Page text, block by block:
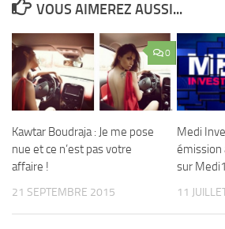
VOUS AIMEREZ AUSSI...
0
Kawtar Boudraja : Je me pose
nue et ce n’est pas votre
affaire !
21 SEPTEMBRE 2015
Medi
émission
sur
11